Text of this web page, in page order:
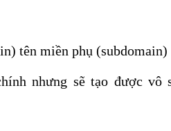
tên miền phụ (subdomain)
nhưng sẽ tạo được